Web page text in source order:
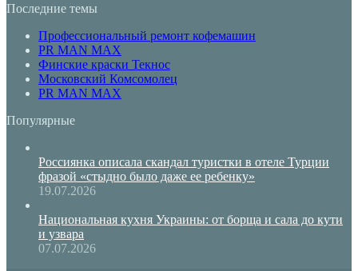
Последние темы
Профессиональный ремонт кофемашин
PR MAN MAX
Финские краски Текнос
Московский Комсомолец
PR MAN MAX
Популярные
Россиянка описала скандал туристки в отеле Турции
фразой «стыдно было даже ее ребенку»
19.07.2026
Национальная кухня Украины: от борща и сала до кути
и узвара
07.07.2026